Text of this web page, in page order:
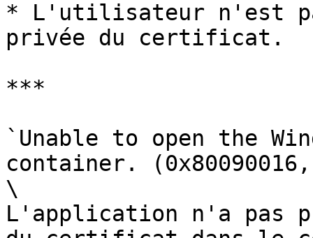
* L'utilisateur n'est
privée du certificat.
***
`Unable to open the
container. (0x80090016,
\
L'application n'a pas